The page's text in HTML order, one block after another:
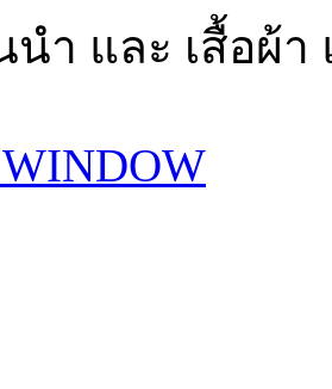
ำ และ เสื้อผ้